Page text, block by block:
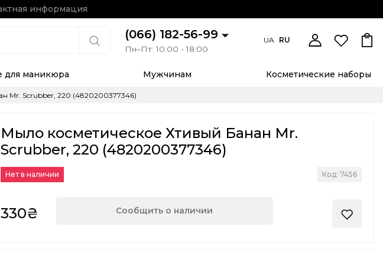
информация
(066) 182-56-99
Пн–Пт: 10:00 - 18:00
UA RU
для маникюра Мужчинам Косметические наборы
Mr. Scrubber, 220 (4820200377346)
Мыло косметическое Хтивый Банан Mr.
Scrubber, 220 (4820200377346)
Нет в наличии Код: 7456
330₴ Сообщить о наличии